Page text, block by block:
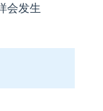
会发生